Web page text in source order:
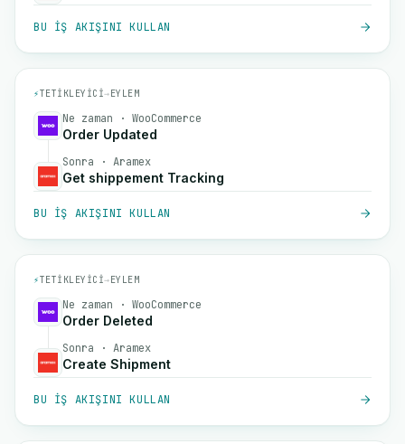
BU IŞ AKIŞINI KULLAN
⚡TETIKLEYICI→EYLEM
Ne zaman · WooCommerce
Order Updated
Sonra · Aramex
Get shippement Tracking
BU IŞ AKIŞINI KULLAN
⚡TETIKLEYICI→EYLEM
Ne zaman · WooCommerce
Order Deleted
Sonra · Aramex
Create Shipment
BU IŞ AKIŞINI KULLAN